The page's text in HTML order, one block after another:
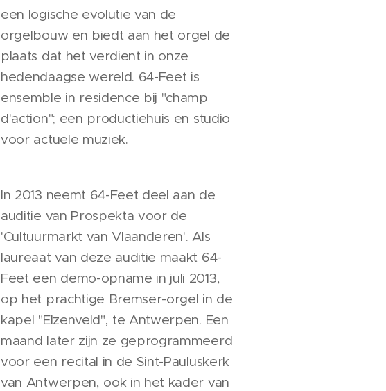
een logische evolutie van de
orgelbouw en biedt aan het orgel de
plaats dat het verdient in onze
hedendaagse wereld. 64-Feet is
ensemble in residence bij "champ
d'action"; een productiehuis en studio
voor actuele muziek.
In 2013 neemt 64-Feet deel aan de
auditie van Prospekta voor de
'Cultuurmarkt van Vlaanderen'. Als
laureaat van deze auditie maakt 64-
Feet een demo-opname in juli 2013,
op het prachtige Bremser-orgel in de
kapel "Elzenveld", te Antwerpen. Een
maand later zijn ze geprogrammeerd
voor een recital in de Sint-Pauluskerk
van Antwerpen, ook in het kader van